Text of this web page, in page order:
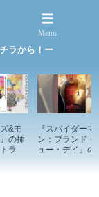
記事
ラから！ー
&モ
の挿
ラ
『スパイダーマ
ン：ブランド・
ュー・デイ』の
Menu